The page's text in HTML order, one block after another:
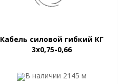
Кабель силовой гибкий КГ
3x0,75-0,66
В наличии 2145 м